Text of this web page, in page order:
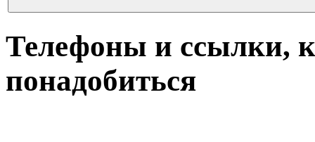
Телефоны и ссылки,
понадобиться